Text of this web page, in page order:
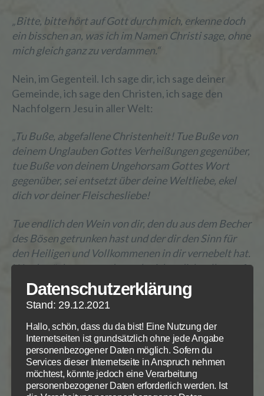
„Bitte, bitte hört auf Gott durch mich, erkenne doch
ein bisschen an, was ich im Namen Christi sage, ohne
mich gleich ganz zu verdammen.“
Nein, im Gegenteil. Ich sage dir, ich sage deiner
Gemeinde, ich sage den Christen, ich sage den
Nachfolgern Jesu in aller Welt:
„Tu Buße, abgefallene Christenheit! Tue Buße von
deinem Unglauben Gottes Verheißungen gegenüber,
tue Buße von deinem Ungehorsam Gottes Wort
gegenüber, sei entsetzt über deine Weltliebe, ekel
dich vor deiner Fleischesliebe!
Tue endlich den Wein von dir, den du aus dem Becher
des Bösen getrunken hast und der dir den Sinn für
den Heiligen und Vollkommenen in dir vernebelt hat.
Werde nüchtern, werde wach, richte dich selber auf,
dass du selber aufrecht gehst und nicht kriechst. Ja
gehe, ja renne deinem Goliath entgegen,
siegesgewiss, die Ehre Gottes allein im Sinn, leg alles
ab, was dich behindert und nimm nichts mit als dein
Vertrauen auf deinen Gott – sein ist der Kampf!
Bewaffne dich mit 5 Zusagen Gottes aus dem ganzen
Arsenal der Waffenkammer Gottes, schreite deinem
Gegner mutig entgegen, rechne mit Sieg und
Datenschutzerklärung
Stand: 29.12.2021
Hallo, schön, dass du da bist! Eine Nutzung der
Internetseiten ist grundsätzlich ohne jede Angabe
personenbezogener Daten möglich. Sofern du
Services dieser Internetseite in Anspruch nehmen
möchtest, könnte jedoch eine Verarbeitung
personenbezogener Daten erforderlich werden. Ist